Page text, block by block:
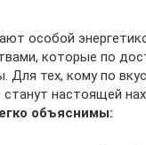
особой
которые по
Для тех, кому по
настоящей
объяснимы: